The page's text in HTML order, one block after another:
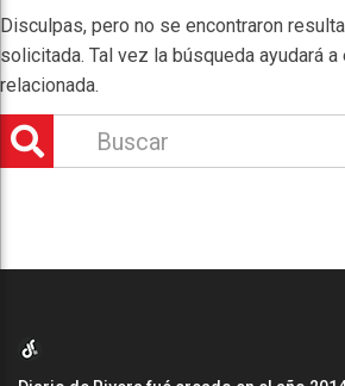
Disculpas, pero no se encontraron
solicitada. Tal vez la búsqueda ayudará a
relacionada.